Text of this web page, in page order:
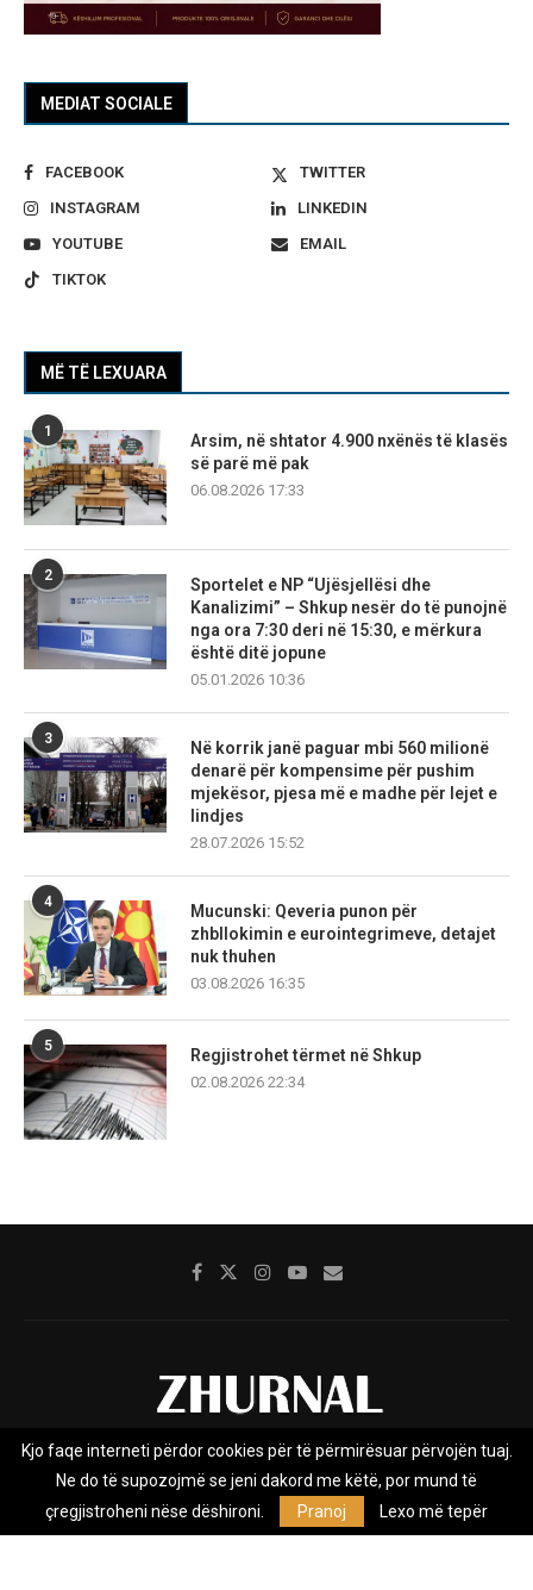
MEDIAT SOCIALE
FACEBOOK
TWITTER
INSTAGRAM
LINKEDIN
YOUTUBE
EMAIL
TIKTOK
MË TË LEXUARA
1
Arsim, në shtator 4.900 nxënës të klasës
së parë më pak
06.08.2026 17:33
2
Sportelet e NP “Ujësjellësi dhe
Kanalizimi” – Shkup nesër do të punojnë
nga ora 7:30 deri në 15:30, e mërkura
është ditë jopune
05.01.2026 10:36
3
Në korrik janë paguar mbi 560 milionë
denarë për kompensime për pushim
mjekësor, pjesa më e madhe për lejet e
lindjes
28.07.2026 15:52
4
Mucunski: Qeveria punon për
zhbllokimin e eurointegrimeve, detajet
nuk thuhen
03.08.2026 16:35
5
Regjistrohet tërmet në Shkup
02.08.2026 22:34
Rreth nesh Impresumi Marketing
Kontakt
Privacy Policy
Zhurnal.mk është Agjenci e Lajmeve e pavarur, e themeluar në vitin
Kjo faqe interneti përdor cookies për të përmirësuar përvojën tuaj.
Ne do të supozojmë se jeni dakord me këtë, por mund të
çregjistroheni nëse dëshironi.
Pranoj Lexo më tepër